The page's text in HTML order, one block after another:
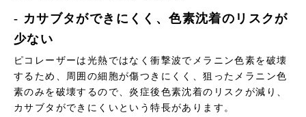
- カサブタができにくく、色素沈着のリスクが
少ない
ピコレーザーは光熱ではなく衝撃波でメラニン色素を破壊
するため、周囲の細胞が傷つきにくく、狙ったメラニン色
素のみを破壊するので、炎症後色素沈着のリスクが減り、
カサブタができにくいという特長があります。